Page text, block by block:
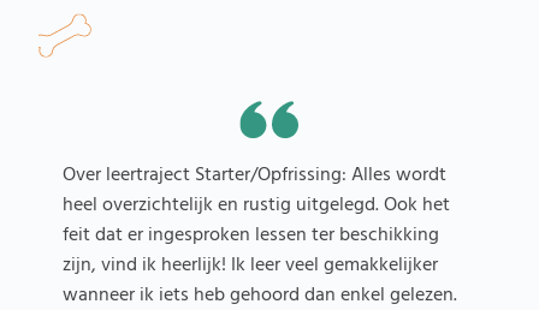
Over leertraject Starter/Opfrissing: Alles wordt
heel overzichtelijk en rustig uitgelegd. Ook het
feit dat er ingesproken lessen ter beschikking
zijn, vind ik heerlijk! Ik leer veel gemakkelijker
wanneer ik iets heb gehoord dan enkel gelezen.